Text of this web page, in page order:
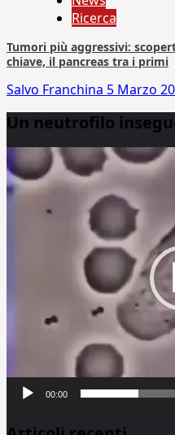
Ricerca
Tumori più aggressivi:
chiave, il pancreas tra i primi
Salvo Franchina 5 Marzo
Un neutrofilo
Player
00:00